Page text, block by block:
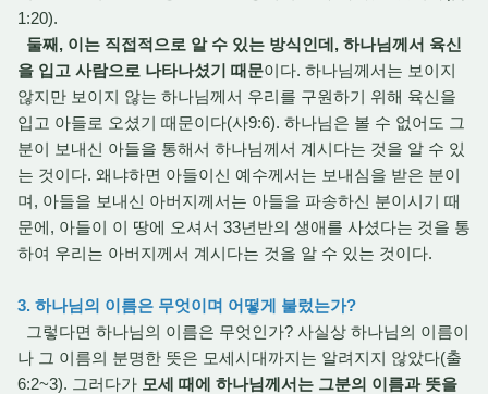
1:20).
둘째, 이는 직접적으로 알 수 있는 방식인데, 하나님께서 육신
을 입고 사람으로 나타나셨기 때문이다. 하나님께서는 보이지
않지만 보이지 않는 하나님께서 우리를 구원하기 위해 육신을
입고 아들로 오셨기 때문이다(사9:6). 하나님은 볼 수 없어도 그
분이 보내신 아들을 통해서 하나님께서 계시다는 것을 알 수 있
는 것이다. 왜냐하면 아들이신 예수께서는 보내심을 받은 분이
며, 아들을 보내신 아버지께서는 아들을 파송하신 분이시기 때
문에, 아들이 이 땅에 오셔서 33년반의 생애를 사셨다는 것을 통
하여 우리는 아버지께서 계시다는 것을 알 수 있는 것이다.
3. 하나님의 이름은 무엇이며 어떻게 불렀는가?
그렇다면 하나님의 이름은 무엇인가? 사실상 하나님의 이름이
나 그 이름의 분명한 뜻은 모세시대까지는 알려지지 않았다(출
6:2~3). 그러다가 모세 때에 하나님께서는 그분의 이름과 뜻을